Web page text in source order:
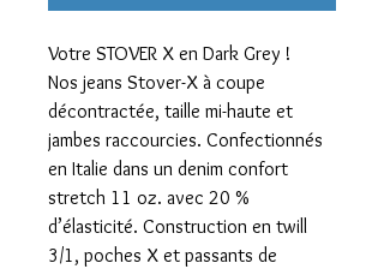
Votre STOVER X en Dark Grey !
Nos jeans Stover-X à coupe
décontractée, taille mi-haute et
jambes raccourcies. Confectionnés
en Italie dans un denim confort
stretch 11 oz. avec 20 %
d’élasticité. Construction en twill
3/1, poches X et passants de